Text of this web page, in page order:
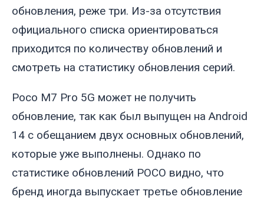
обновления, реже три. Из-за отсутствия
официального списка ориентироваться
приходится по количеству обновлений и
смотреть на статистику обновления серий.
Poco M7 Pro 5G может не получить
обновление, так как был выпущен на Android
14 с обещанием двух основных обновлений,
которые уже выполнены. Однако по
статистике обновлений POCO видно, что
бренд иногда выпускает третье обновление